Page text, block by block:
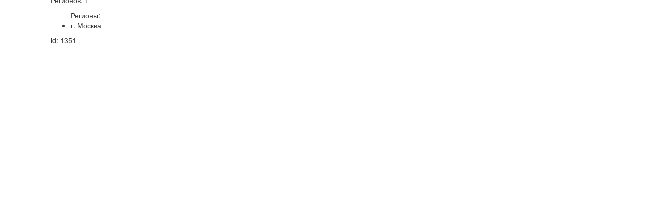
Регионы:
г. Москва
id: 1351